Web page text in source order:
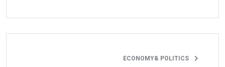
ECONOMY& POLITICS